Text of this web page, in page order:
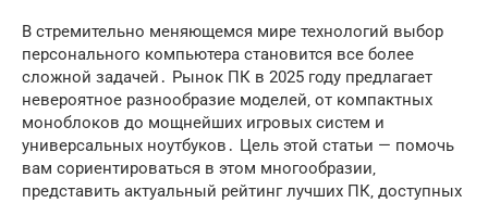
В стремительно меняющемся мире технологий выбор
персонального компьютера становится все более
сложной задачей․ Рынок ПК в 2025 году предлагает
невероятное разнообразие моделей‚ от компактных
моноблоков до мощнейших игровых систем и
универсальных ноутбуков․ Цель этой статьи — помочь
вам сориентироваться в этом многообразии‚
представить актуальный рейтинг лучших ПК‚ доступных